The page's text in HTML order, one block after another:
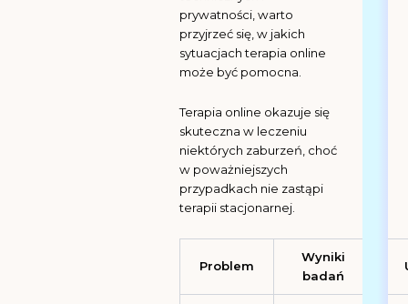
prywatności, warto
przyjrzeć się, w jakich
sytuacjach terapia online
może być pomocna.
Terapia online okazuje się
skuteczna w leczeniu
niektórych zaburzeń, choć
w poważniejszych
przypadkach nie zastąpi
terapii stacjonarnej.
Problem
Wyniki
badań